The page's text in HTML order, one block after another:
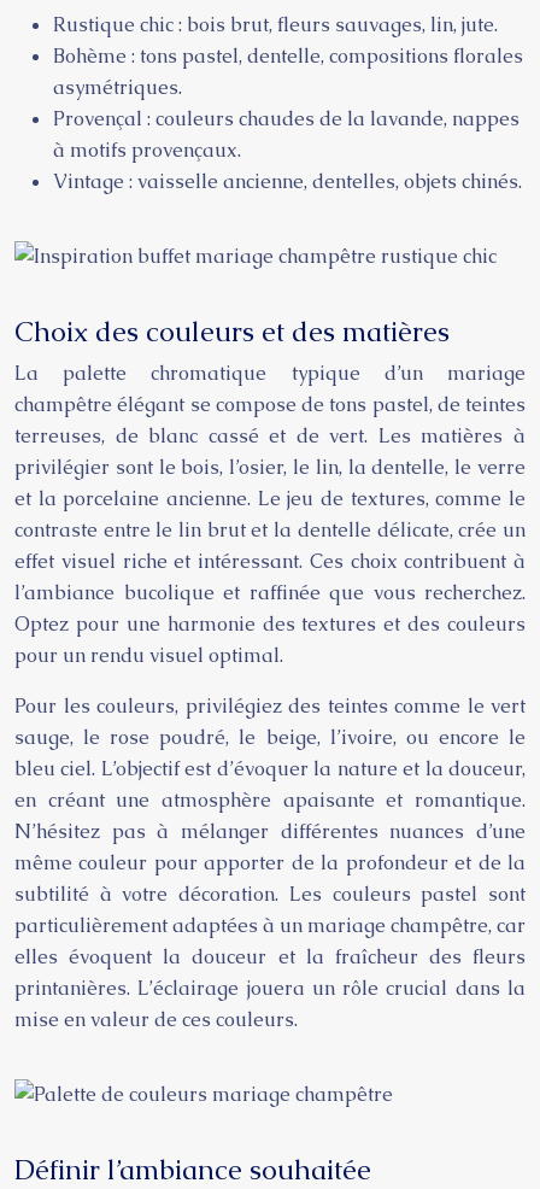
Rustique chic : bois brut, fleurs sauvages, lin, jute.
Bohème : tons pastel, dentelle, compositions florales
asymétriques.
Provençal : couleurs chaudes de la lavande, nappes
à motifs provençaux.
Vintage : vaisselle ancienne, dentelles, objets chinés.
Choix des couleurs et des matières
La palette chromatique typique d’un mariage
champêtre élégant se compose de tons pastel, de teintes
terreuses, de blanc cassé et de vert. Les matières à
privilégier sont le bois, l’osier, le lin, la dentelle, le verre
et la porcelaine ancienne. Le jeu de textures, comme le
contraste entre le lin brut et la dentelle délicate, crée un
effet visuel riche et intéressant. Ces choix contribuent à
l’ambiance bucolique et raffinée que vous recherchez.
Optez pour une harmonie des textures et des couleurs
pour un rendu visuel optimal.
Pour les couleurs, privilégiez des teintes comme le vert
sauge, le rose poudré, le beige, l’ivoire, ou encore le
bleu ciel. L’objectif est d’évoquer la nature et la douceur,
en créant une atmosphère apaisante et romantique.
N’hésitez pas à mélanger différentes nuances d’une
même couleur pour apporter de la profondeur et de la
subtilité à votre décoration. Les couleurs pastel sont
particulièrement adaptées à un mariage champêtre, car
elles évoquent la douceur et la fraîcheur des fleurs
printanières. L’éclairage jouera un rôle crucial dans la
mise en valeur de ces couleurs.
Définir l’ambiance souhaitée